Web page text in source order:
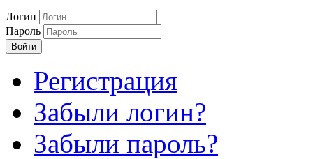
Логин
Пароль
Войти
Регистрация
Забыли логин?
Забыли пароль?